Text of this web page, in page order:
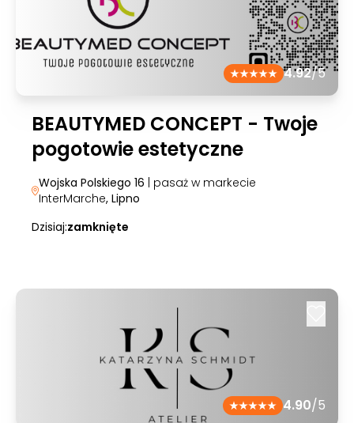
4.92/5
BEAUTYMED CONCEPT - Twoje
pogotowie estetyczne
Wojska Polskiego 16 | pasaż w markecie
InterMarche, Lipno
Dzisiaj:zamknięte
4.90/5